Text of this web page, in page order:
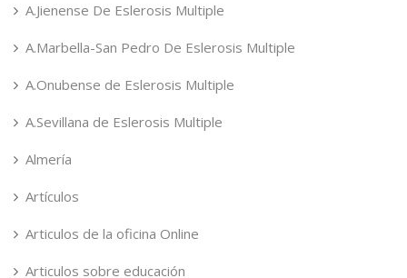
A.Jienense De Eslerosis Multiple
A.Marbella-San Pedro De Eslerosis Multiple
A.Onubense de Eslerosis Multiple
A.Sevillana de Eslerosis Multiple
Almería
Artículos
Articulos de la oficina Online
Articulos sobre educación